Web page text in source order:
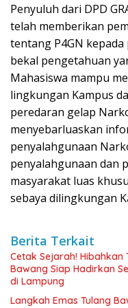
Penyuluh dari DPD
telah memberikan
tentang P4GN
bekal pengetahuan
Mahasiswa mampu
lingkungan Kampus
peredaran gelap
menyebarluaskan
penyalahgunaan
penyalahgunaan dan
masyarakat luas
sebaya dilingkungan
Berita Terkait
Cetak Sejarah! Hibahkan
Bawang Siap Hadirkan
di Lampung
Langkah Emas Tulang